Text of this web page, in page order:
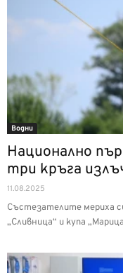
Водни
Национално
три кръга
11.08.2025
Състезателите мериха
„Сливница“ и купа